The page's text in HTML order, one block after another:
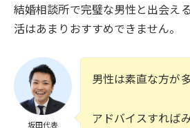
結婚相談所で完璧な男性と出会え
活はあまりおすすめできません。
坂田代表
男性は素直な方が多
アドバイスすれば